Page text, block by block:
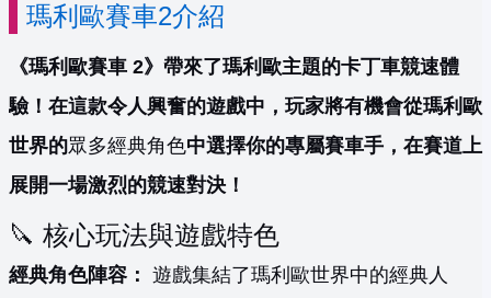
瑪利歐賽車2介紹
《瑪利歐賽車 2》帶來了瑪利歐主題的卡丁車競速體
驗！在這款令人興奮的遊戲中，玩家將有機會從瑪利歐
世界的眾多經典角色中選擇你的專屬賽車手，在賽道上
展開一場激烈的競速對決！
🔪 核心玩法與遊戲特色
經典角色陣容： 遊戲集結了瑪利歐世界中的經典人